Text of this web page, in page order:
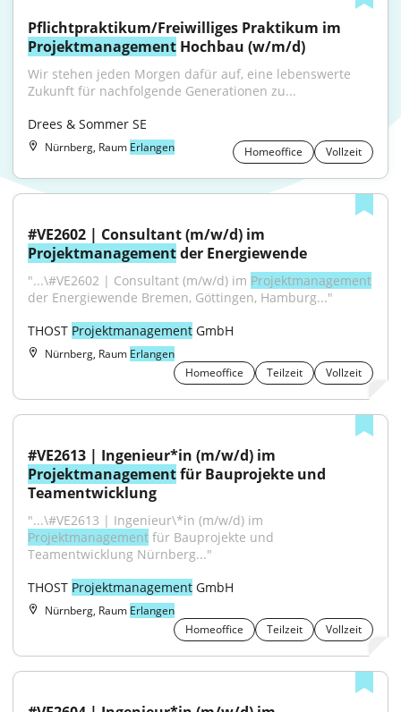
Projektmanagement Hochbau (w/m/d)
Wir stehen jeden Morgen dafür auf, eine lebenswerte
Zukunft für nachfolgende Generationen zu...
Drees & Sommer SE
Nürnberg, Raum Erlangen Homeoffice Vollzeit
Projektmanagement der Energiewende
"...\#VE2602 | Consultant (m/w/d) im Projektmanagement
der Energiewende Bremen, Göttingen, Hamburg..."
THOST Projektmanagement GmbH
Nürnberg, Raum Erlangen
Homeoffice
Teilzeit Vollzeit
Projektmanagement für Bauprojekte und
Teamentwicklung
Projektmanagement für Bauprojekte und
Teamentwicklung Nürnberg..."
THOST Projektmanagement GmbH
Nürnberg, Raum Erlangen
Homeoffice
Teilzeit Vollzeit